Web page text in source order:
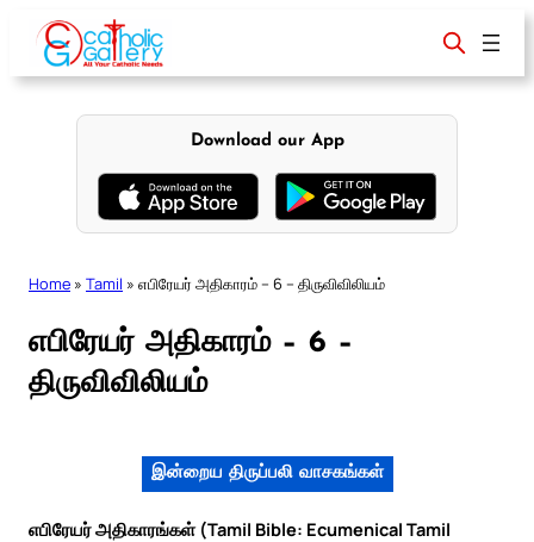
content
Download our App
Home » Tamil » எபிரேயர் அதிகாரம் – 6 – திருவிவிலியம்
எபிரேயர் அதிகாரம் – 6 –
திருவிவிலியம்
இன்றைய திருப்பலி வாசகங்கள்
எபிரேயர் அதிகாரங்கள் (Tamil Bible: Ecumenical Tamil